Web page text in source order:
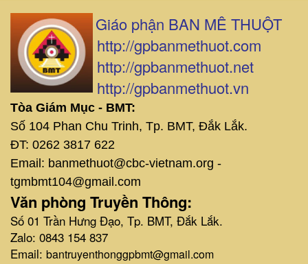
Giáo phận BAN MÊ THUỘT
http://gpbanmethuot.com
http://gpbanmethuot.net
http://gpbanmethuot.vn
Tòa Giám Mục - BMT:
Số 104 Phan Chu Trinh, Tp. BMT, Đắk Lắk.
ĐT: 0262 3817 622
Email: banmethuot@cbc-vietnam.org -
tgmbmt104@gmail.com
Văn phòng Truyền Thông:
Số 01 Trần Hưng Đạo, Tp. BMT, Đắk Lắk.
Zalo: 0843 154 837
Email: bantruyenthonggpbmt@gmail.com